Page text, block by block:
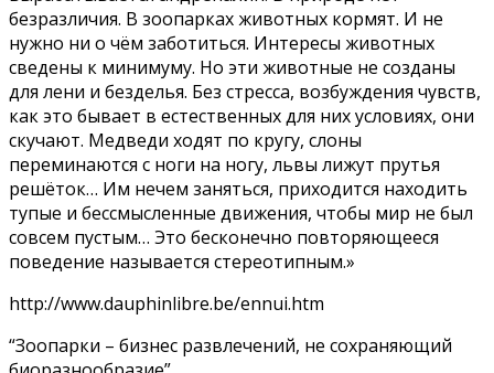
безразличия. В зоопарках животных кормят. И не
нужно ни о чём заботиться. Интересы животных
сведены к минимуму. Но эти животные не созданы
для лени и безделья. Без стресса, возбуждения чувств,
как это бывает в естественных для них условиях, они
скучают. Медведи ходят по кругу, слоны
переминаются с ноги на ногу, львы лижут прутья
решёток… Им нечем заняться, приходится находить
тупые и бессмысленные движения, чтобы мир не был
совсем пустым… Это бесконечно повторяющееся
поведение называется стереотипным.»
http://www.dauphinlibre.be/ennui.htm
“Зоопарки – бизнес развлечений, не сохраняющий